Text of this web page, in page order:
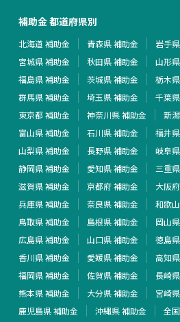
補助金 都道府県別
北海道 補助金 青森県 補助金
岩手
宮城県 補助金
秋田県 補助金
山形
福島県 補助金
茨城県 補助金
栃木
群馬県 補助金
埼玉県 補助金
千葉
東京都 補助金
神奈川県 補助金
新
富山県 補助金
石川県 補助金
福井
山梨県 補助金
長野県 補助金
岐阜
静岡県 補助金
愛知県 補助金
三重
滋賀県 補助金
京都府 補助金
大阪
兵庫県 補助金
奈良県 補助金
和歌
鳥取県 補助金
島根県 補助金
岡山
広島県 補助金
山口県 補助金
徳島
香川県 補助金
愛媛県 補助金
高知
福岡県 補助金
佐賀県 補助金
長崎
熊本県 補助金
大分県 補助金
宮崎
鹿児島県 補助金
沖縄県 補助金
全